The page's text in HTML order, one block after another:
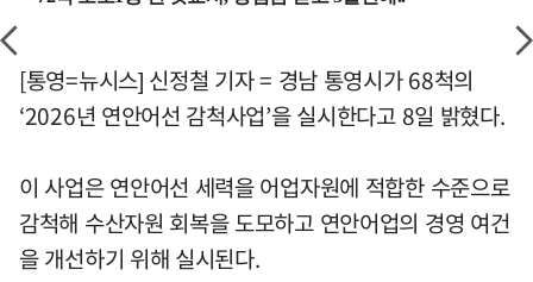
[통영=뉴시스] 신정철 기자 = 경남 통영시가 68척의
‘2026년 연안어선 감척사업’을 실시한다고 8일 밝혔다.
이 사업은 연안어선 세력을 어업자원에 적합한 수준으로
감척해 수산자원 회복을 도모하고 연안어업의 경영 여건
을 개선하기 위해 실시된다.